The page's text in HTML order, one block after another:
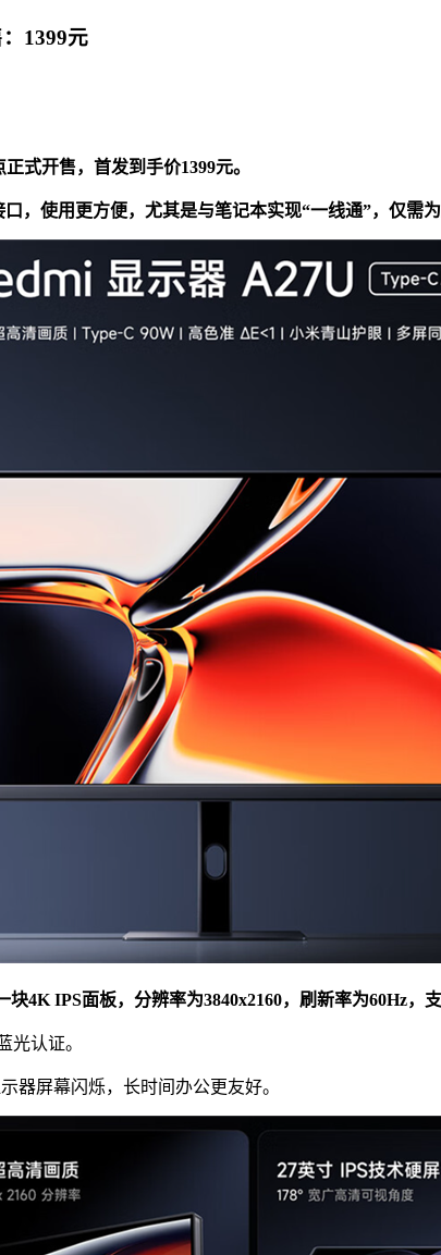
1399元
式开售，首发到手价1399元。
，使用更方便，尤其是与笔记本实现“一线通”，仅需
块4K IPS面板，分辨率为3840x2160，刷新率为60Hz，
光认证。
器屏幕闪烁，长时间办公更友好。